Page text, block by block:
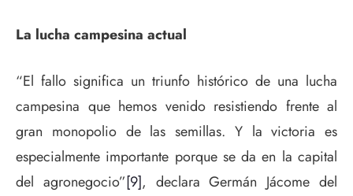
La lucha campesina actual
“El fallo significa un triunfo histórico de una lucha
campesina que hemos venido resistiendo frente al
gran monopolio de las semillas. Y la victoria es
especialmente importante porque se da en la capital
del agronegocio”[9], declara Germán Jácome del